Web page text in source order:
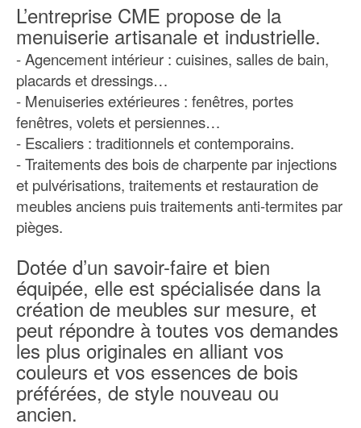
L’entreprise CME propose de la
menuiserie artisanale et industrielle.
- Agencement intérieur : cuisines, salles de bain,
placards et dressings…
- Menuiseries extérieures : fenêtres, portes
fenêtres, volets et persiennes…
- Escaliers : traditionnels et contemporains.
- Traitements des bois de charpente par injections
et pulvérisations, traitements et restauration de
meubles anciens puis traitements anti-termites par
pièges.
Dotée d’un savoir-faire et bien
équipée, elle est spécialisée dans la
création de meubles sur mesure, et
peut répondre à toutes vos demandes
les plus originales en alliant vos
couleurs et vos essences de bois
préférées, de style nouveau ou
ancien.